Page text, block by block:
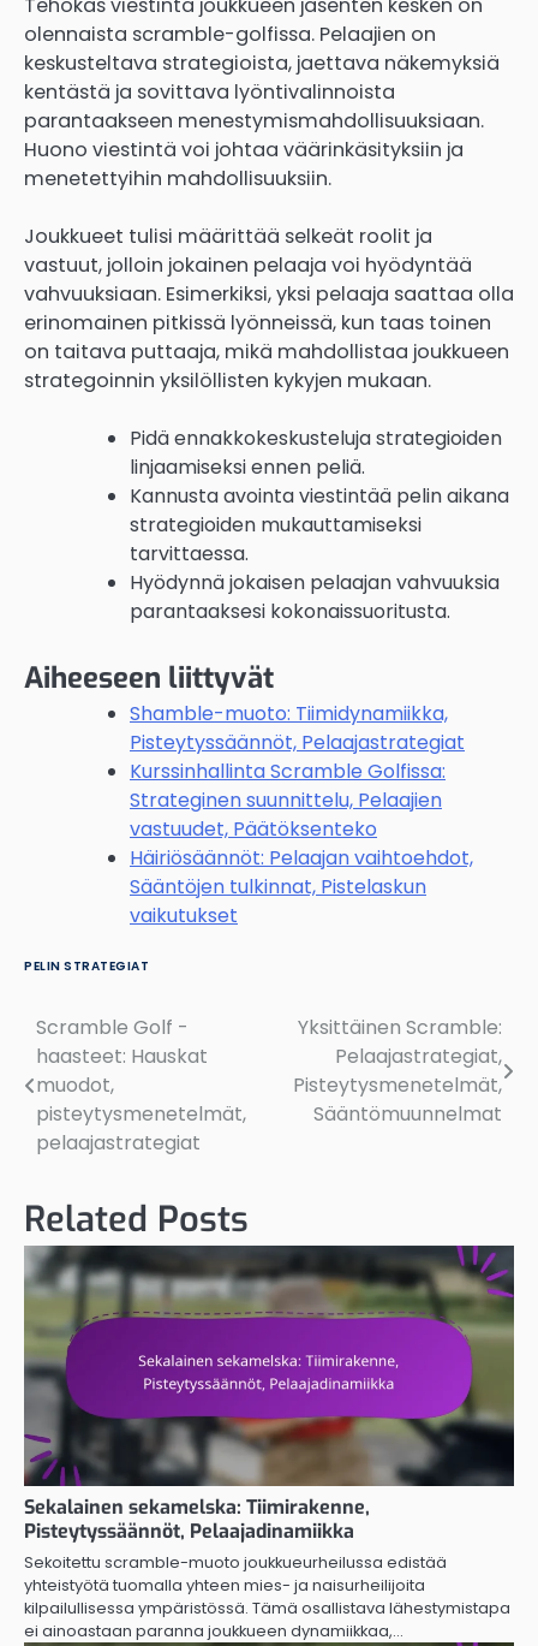
Tehokas viestintä joukkueen jäsenten kesken on
olennaista scramble-golfissa. Pelaajien on
keskusteltava strategioista, jaettava näkemyksiä
kentästä ja sovittava lyöntivalinnoista
parantaakseen menestymismahdollisuuksiaan.
Huono viestintä voi johtaa väärinkäsityksiin ja
menetettyihin mahdollisuuksiin.
Joukkueet tulisi määrittää selkeät roolit ja
vastuut, jolloin jokainen pelaaja voi hyödyntää
vahvuuksiaan. Esimerkiksi, yksi pelaaja saattaa olla
erinomainen pitkissä lyönneissä, kun taas toinen
on taitava puttaaja, mikä mahdollistaa joukkueen
strategoinnin yksilöllisten kykyjen mukaan.
Pidä ennakkokeskusteluja strategioiden
linjaamiseksi ennen peliä.
Kannusta avointa viestintää pelin aikana
strategioiden mukauttamiseksi
tarvittaessa.
Hyödynnä jokaisen pelaajan vahvuuksia
parantaaksesi kokonaissuoritusta.
Aiheeseen liittyvät
Shamble-muoto: Tiimidynamiikka,
Pisteytyssäännöt, Pelaajastrategiat
Kurssinhallinta Scramble Golfissa:
Strateginen suunnittelu, Pelaajien
vastuudet, Päätöksenteko
Häiriösäännöt: Pelaajan vaihtoehdot,
Sääntöjen tulkinnat, Pistelaskun
vaikutukset
PELIN STRATEGIAT
Post
navigation
Scramble Golf -
haasteet: Hauskat
muodot,
pisteytysmenetelmät,
pelaajastrategiat
Yksittäinen Scramble:
Pelaajastrategiat,
Pisteytysmenetelmät,
Sääntömuunnelmat
Related Posts
Sekalainen sekamelska: Tiimirakenne,
Pisteytyssäännöt, Pelaajadinamiikka
Sekoitettu scramble-muoto joukkueurheilussa edistää
yhteistyötä tuomalla yhteen mies- ja naisurheilijoita
kilpailullisessa ympäristössä. Tämä osallistava lähestymistapa
ei ainoastaan paranna joukkueen dynamiikkaa,…